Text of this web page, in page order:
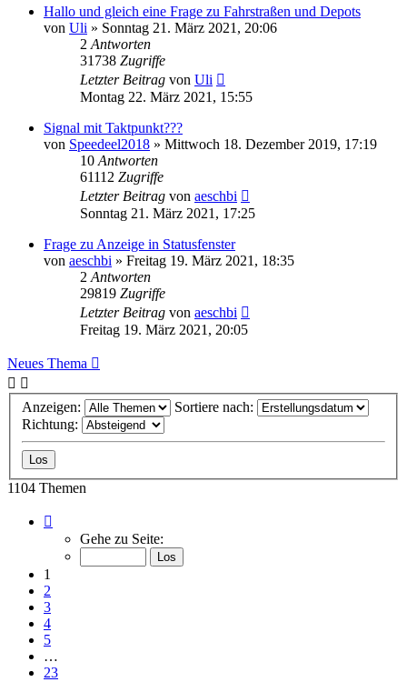
Hallo und gleich eine Frage zu Fahrstraßen und Depots
von Uli » Sonntag 21. März 2021, 20:06
2 Antworten
31738 Zugriffe
Letzter Beitrag von Uli
Montag 22. März 2021, 15:55
Signal mit Taktpunkt???
von Speedeel2018 » Mittwoch 18. Dezember 2019, 17:19
10 Antworten
61112 Zugriffe
Letzter Beitrag von aeschbi
Sonntag 21. März 2021, 17:25
Frage zu Anzeige in Statusfenster
von aeschbi » Freitag 19. März 2021, 18:35
2 Antworten
29819 Zugriffe
Letzter Beitrag von aeschbi
Freitag 19. März 2021, 20:05
Neues Thema
Anzeigen:
Sortiere nach:
Richtung:
1104 Themen
von
Gehe zu Seite:
1
2
3
4
5
…
23